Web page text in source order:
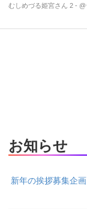
むしめづる姫宮さん 2 -
お知らせ
新年の挨拶募集企画